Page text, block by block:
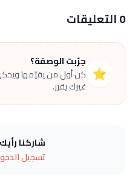
0 التعليقات
⭐
جرّبت الوصفة؟
كن أول من يقيّمها
غيرك يقرر.
شاركنا
تسجيل